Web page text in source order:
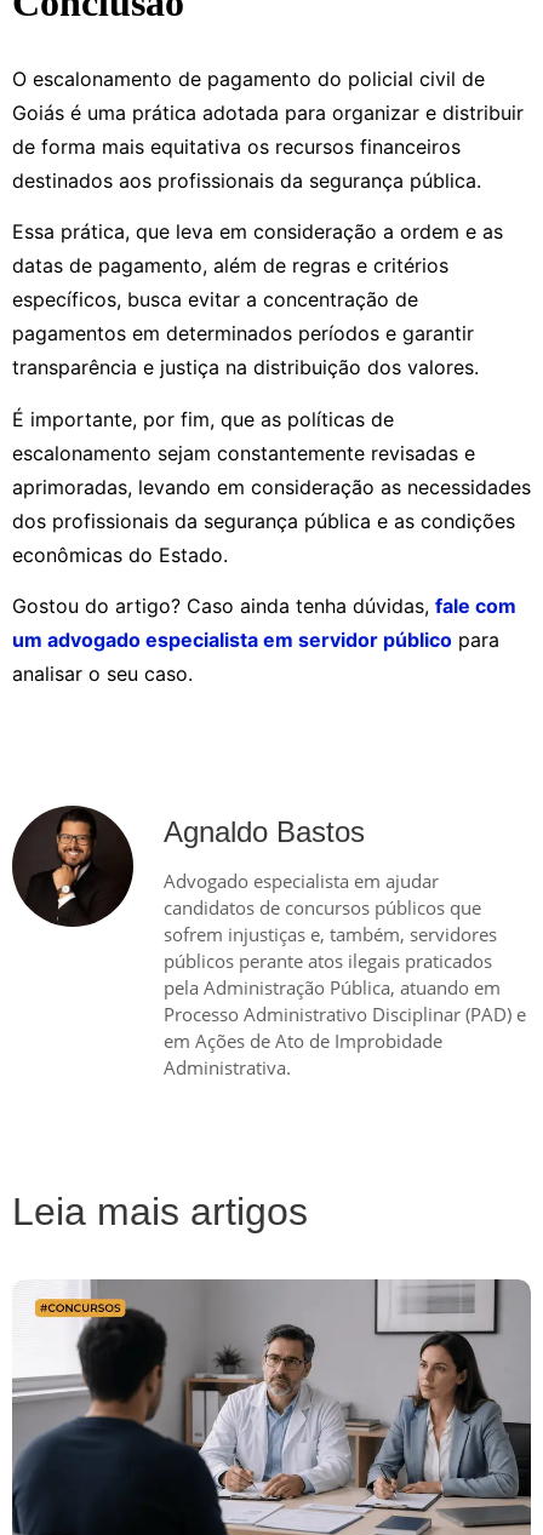
O escalonamento de pagamento do policial civil de
Goiás é uma prática adotada para organizar e distribuir
de forma mais equitativa os recursos financeiros
destinados aos profissionais da segurança pública.
Essa prática, que leva em consideração a ordem e as
datas de pagamento, além de regras e critérios
específicos, busca evitar a concentração de
pagamentos em determinados períodos e garantir
transparência e justiça na distribuição dos valores.
É importante, por fim, que as políticas de
escalonamento sejam constantemente revisadas e
aprimoradas, levando em consideração as necessidades
dos profissionais da segurança pública e as condições
econômicas do Estado.
Gostou do artigo? Caso ainda tenha dúvidas, fale com
um advogado especialista em servidor público para
analisar o seu caso.
Agnaldo Bastos
Advogado especialista em ajudar
candidatos de concursos públicos que
sofrem injustiças e, também, servidores
públicos perante atos ilegais praticados
pela Administração Pública, atuando em
Processo Administrativo Disciplinar (PAD) e
em Ações de Ato de Improbidade
Administrativa.
Leia mais artigos